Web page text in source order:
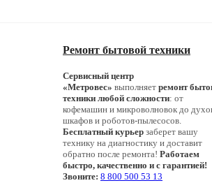
Ремонт бытовой техники
Сервисный центр
«Метровес» выполняет ремонт
техники любой сложности: от
кофемашин и микроволновок до
шкафов и роботов-пылесосов.
Бесплатный курьер заберет вашу
технику на диагностику и доставит
обратно после ремонта! Работаем
быстро, качественно и с гарантией!
Звоните: 8 800 500 53 13